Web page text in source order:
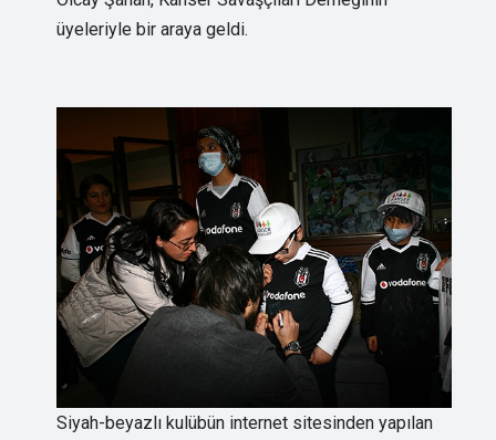
üyeleriyle bir araya geldi.
Siyah-beyazlı kulübün internet sitesinden yapılan